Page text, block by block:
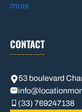
mois
CONTACT
53 boulevard
(33) 769247138